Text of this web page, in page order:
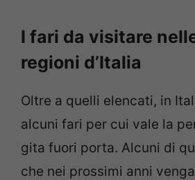
I fari da visitare
regioni d’Italia
Oltre a quelli elencati, in
alcuni fari per cui vale la
gita fuori porta. Alcuni di
che nei prossimi anni